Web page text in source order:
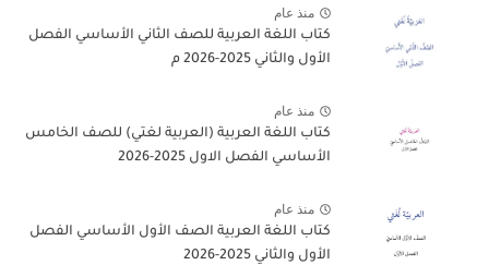
منذ عام
كتاب اللغة العربية للصف الثاني الأساسي الفصل
الأول والثاني 2025-2026 م
منذ عام
كتاب اللغة العربية (العربية لغتي) للصف الخامس
الأساسي الفصل الاول 2025-2026
منذ عام
كتاب اللغة العربية الصف الأول الأساسي الفصل
الأول والثاني 2025-2026